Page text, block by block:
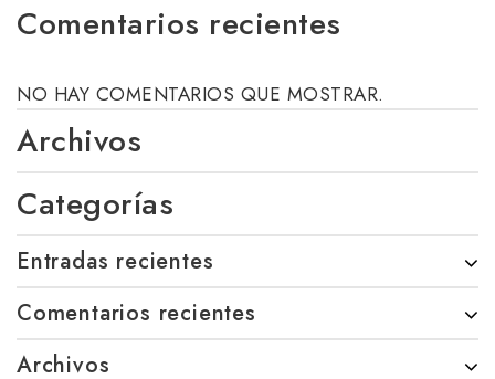
Comentarios recientes
NO HAY COMENTARIOS QUE MOSTRAR.
Archivos
Categorías
Entradas recientes
Comentarios recientes
Archivos